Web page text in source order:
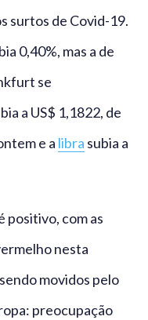
surtos de Covid-19.
0,40%, mas a de
se
a US$ 1,1822, de
e a libra subia a
positivo, com as
nesta
movidos pelo
preocupação